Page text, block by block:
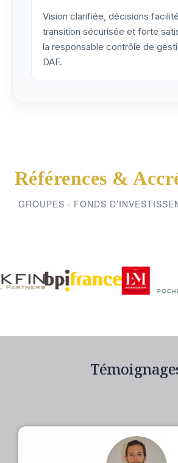
Vision clarifiée, décisions
transition sécurisée et forte
la responsable contrôle de
DAF.
Références &
GROUPES · FONDS